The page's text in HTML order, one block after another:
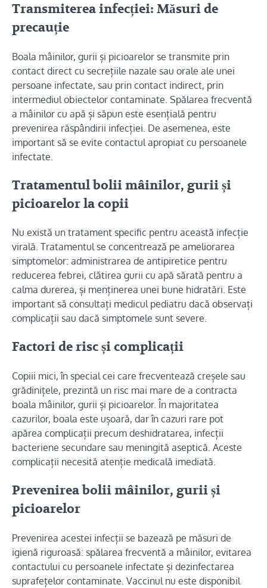
Transmiterea infecției: Măsuri de
precauție
Boala mâinilor, gurii și picioarelor se transmite prin
contact direct cu secrețiile nazale sau orale ale unei
persoane infectate, sau prin contact indirect, prin
intermediul obiectelor contaminate. Spălarea frecventă
a mâinilor cu apă și săpun este esențială pentru
prevenirea răspândirii infecției. De asemenea, este
important să se evite contactul apropiat cu persoanele
infectate.
Tratamentul bolii mâinilor, gurii și
picioarelor la copii
Nu există un tratament specific pentru această infecție
virală. Tratamentul se concentrează pe ameliorarea
simptomelor: administrarea de antipiretice pentru
reducerea febrei, clătirea gurii cu apă sărată pentru a
calma durerea, și menținerea unei bune hidratări. Este
important să consultați medicul pediatru dacă observați
complicații sau dacă simptomele sunt severe.
Factori de risc și complicații
Copiii mici, în special cei care frecventează creșele sau
grădinițele, prezintă un risc mai mare de a contracta
boala mâinilor, gurii și picioarelor. În majoritatea
cazurilor, boala este ușoară, dar în cazuri rare pot
apărea complicații precum deshidratarea, infecții
bacteriene secundare sau meningită aseptică. Aceste
complicații necesită atenție medicală imediată.
Prevenirea bolii mâinilor, gurii și
picioarelor
Prevenirea acestei infecții se bazează pe măsuri de
igienă riguroasă: spălarea frecventă a mâinilor, evitarea
contactului cu persoanele infectate și dezinfectarea
suprafețelor contaminate. Vaccinul nu este disponibil